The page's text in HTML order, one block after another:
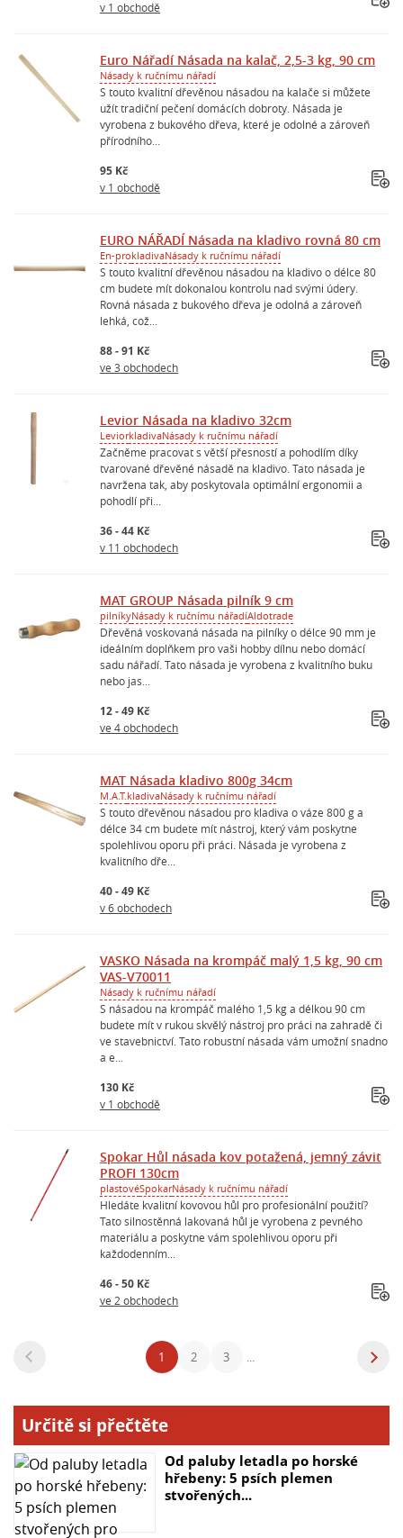
v 1 obchodě
Euro Nářadí Násada na kalač, 2,5-3 kg, 90 cm
Násady k ručnímu nářadí
S touto kvalitní dřevěnou násadou na kalače si můžete
užít tradiční pečení domácích dobroty. Násada je
vyrobena z bukového dřeva, které je odolné a zároveň
přírodního...
95 Kč
v 1 obchodě
EURO NÁŘADÍ Násada na kladivo rovná 80 cm
En-prokladivaNásady k ručnímu nářadí
S touto kvalitní dřevěnou násadou na kladivo o délce 80
cm budete mít dokonalou kontrolu nad svými údery.
Rovná násada z bukového dřeva je odolná a zároveň
lehká, což...
88 - 91 Kč
ve 3 obchodech
Levior Násada na kladivo 32cm
LeviorkladivaNásady k ručnímu nářadí
Začněme pracovat s větší přesností a pohodlím díky
tvarované dřevěné násadě na kladivo. Tato násada je
navržena tak, aby poskytovala optimální ergonomii a
pohodlí při...
36 - 44 Kč
v 11 obchodech
MAT GROUP Násada pilník 9 cm
pilníkyNásady k ručnímu nářadíAldotrade
Dřevěná voskovaná násada na pilníky o délce 90 mm je
ideálním doplňkem pro vaši hobby dílnu nebo domácí
sadu nářadí. Tato násada je vyrobena z kvalitního buku
nebo jas...
12 - 49 Kč
ve 4 obchodech
MAT Násada kladivo 800g 34cm
M.A.T. kladivaNásady k ručnímu nářadí
S touto dřevěnou násadou pro kladiva o váze 800 g a
délce 34 cm budete mít nástroj, který vám poskytne
spolehlivou oporu při práci. Násada je vyrobena z
kvalitního dře...
40 - 49 Kč
v 6 obchodech
VASKO Násada na krompáč malý 1,5 kg, 90 cm
VAS-V70011
Násady k ručnímu nářadí
S násadou na krompáč malého 1,5 kg a délkou 90 cm
budete mít v rukou skvělý nástroj pro práci na zahradě či
ve stavebnictví. Tato robustní násada vám umožní snadno
a e...
130 Kč
v 1 obchodě
Spokar Hůl násada kov potažená, jemný závit
PROFI 130cm
plastovéSpokarNásady k ručnímu nářadí
Hledáte kvalitní kovovou hůl pro profesionální použití?
Tato silnostěnná lakovaná hůl je vyrobena z pevného
materiálu a poskytne vám spolehlivou oporu při
každodenním...
46 - 50 Kč
ve 2 obchodech
1 2 3
Určitě si přečtěte
Od paluby letadla po horské
hřebeny: 5 psích plemen
stvořených...